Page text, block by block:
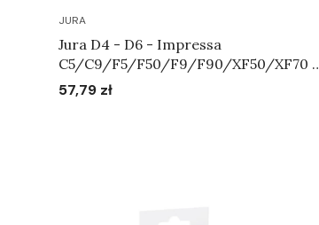
JURA
Jura D4 - D6 - Impressa
C5/C9/F5/F50/F9/F90/XF50/XF70 -
Pokrywa chroniąca aromat Art.64115
Cena
57,79 zł